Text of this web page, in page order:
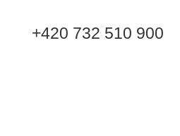
+420 732 510 900